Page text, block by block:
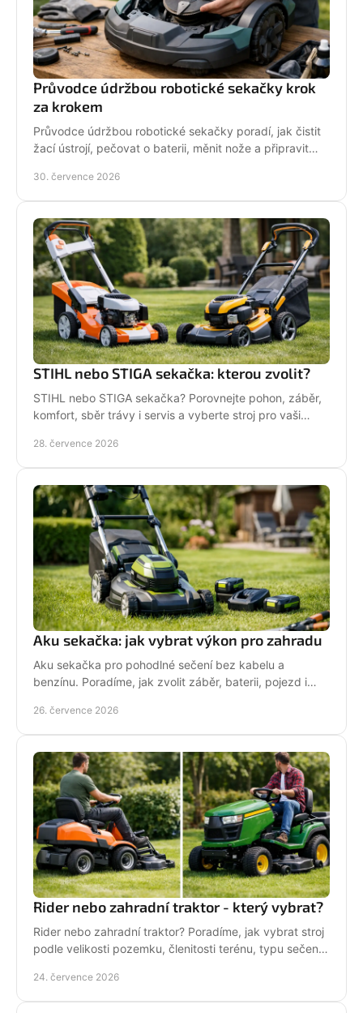
Průvodce údržbou robotické sekačky krok
za krokem
Průvodce údržbou robotické sekačky poradí, jak čistit
žací ústrojí, pečovat o baterii, měnit nože a připravit
30. července 2026
STIHL nebo STIGA sekačka: kterou zvolit?
STIHL nebo STIGA sekačka? Porovnejte pohon, záběr,
komfort, sběr trávy i servis a vyberte stroj pro vaši
28. července 2026
Aku sekačka: jak vybrat výkon pro zahradu
Aku sekačka pro pohodlné sečení bez kabelu a
benzínu. Poradíme, jak zvolit záběr, baterii, pojezd i
26. července 2026
Rider nebo zahradní traktor - který vybrat?
Rider nebo zahradní traktor? Poradíme, jak vybrat stroj
podle velikosti pozemku, členitosti terénu, typu sečení
24. července 2026